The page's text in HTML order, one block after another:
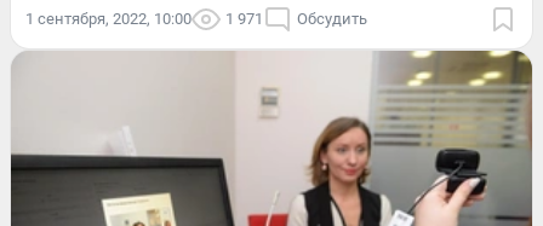
1 сентября, 2022, 10:00 1 971 Обсудить